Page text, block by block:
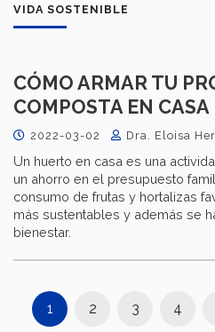
VIDA SOSTENIBLE
CÓMO ARMAR TU
COMPOSTA EN CASA
2022-03-02 Dra. Eloisa
Un huerto en casa es una
un ahorro en el presupuesto
consumo de frutas y hortalizas
más sustentables y además se
bienestar.
1 2 3 4